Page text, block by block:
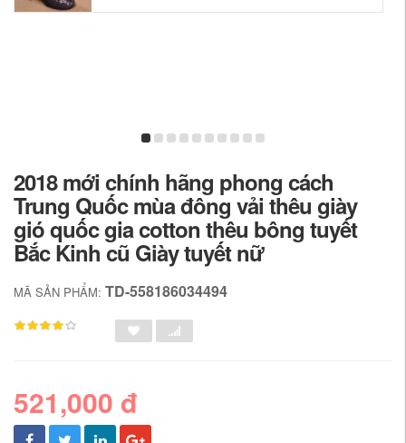
2018 mới chính hãng phong cách
Trung Quốc mùa đông vải thêu giày
gió quốc gia cotton thêu bông tuyết
Bắc Kinh cũ Giày tuyết nữ
MÃ SẢN PHẨM: TD-558186034494
521,000 đ